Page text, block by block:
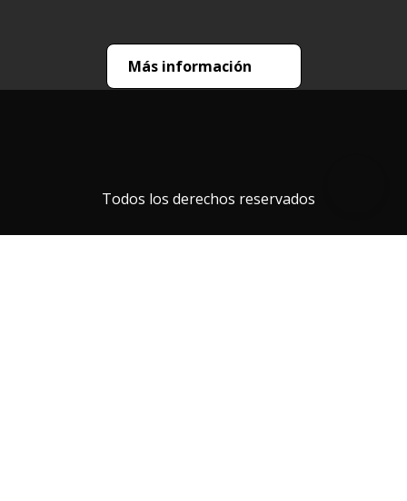
Más información
Todos los derechos reservados